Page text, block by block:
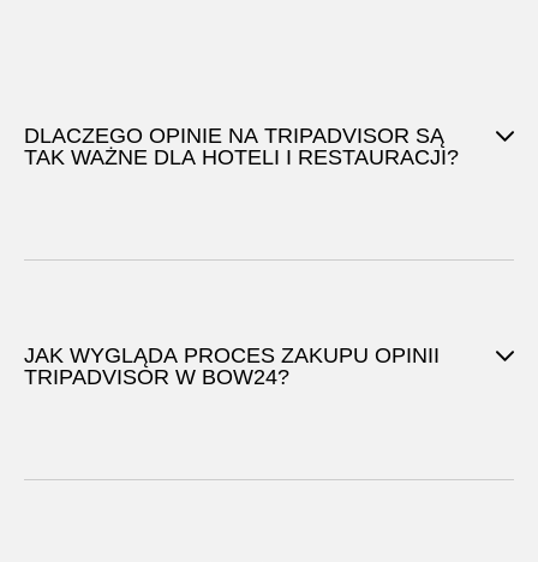
DLACZEGO OPINIE NA TRIPADVISOR SĄ
TAK WAŻNE DLA HOTELI I RESTAURACJI?
JAK WYGLĄDA PROCES ZAKUPU OPINII
TRIPADVISOR W BOW24?